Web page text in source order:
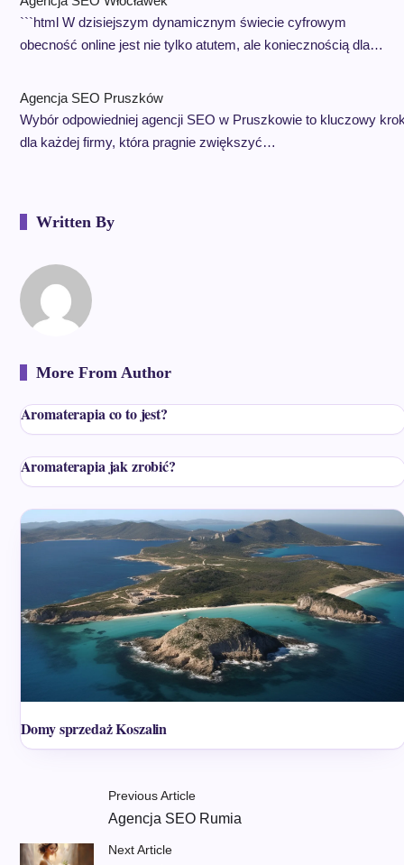
```html W dzisiejszym dynamicznym świecie cyfrowym
obecność online jest nie tylko atutem, ale koniecznością dla…
Agencja SEO Pruszków
Wybór odpowiedniej agencji SEO w Pruszkowie to kluczowy
dla każdej firmy, która pragnie zwiększyć…
Written By
More From Author
Aromaterapia co to jest?
Aromaterapia jak zrobić?
Domy sprzedaż Koszalin
Previous Article
Agencja SEO Rumia
Next Article